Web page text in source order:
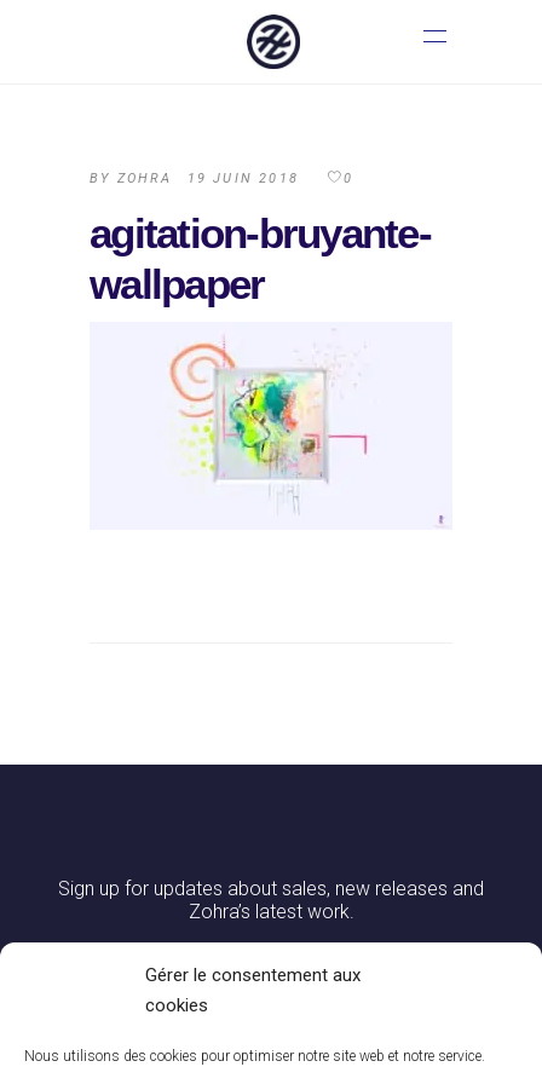
Gérer le consentement aux
cookies
Nous utilisons des cookies pour optimiser notre site web et notre service.
BY ZOHRA 19 JUIN 2018 0
agitation-bruyante-
wallpaper
Sign up for updates about sales, new releases and
Zohra’s latest work.